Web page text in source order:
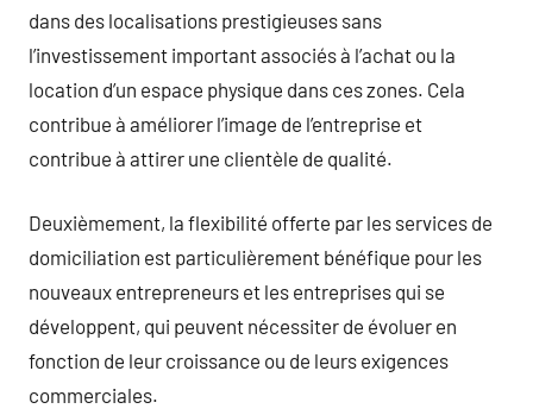
dans des localisations prestigieuses sans
l’investissement important associés à l’achat ou la
location d’un espace physique dans ces zones. Cela
contribue à améliorer l’image de l’entreprise et
contribue à attirer une clientèle de qualité.
Deuxièmement, la flexibilité offerte par les services de
domiciliation est particulièrement bénéfique pour les
nouveaux entrepreneurs et les entreprises qui se
développent, qui peuvent nécessiter de évoluer en
fonction de leur croissance ou de leurs exigences
commerciales.